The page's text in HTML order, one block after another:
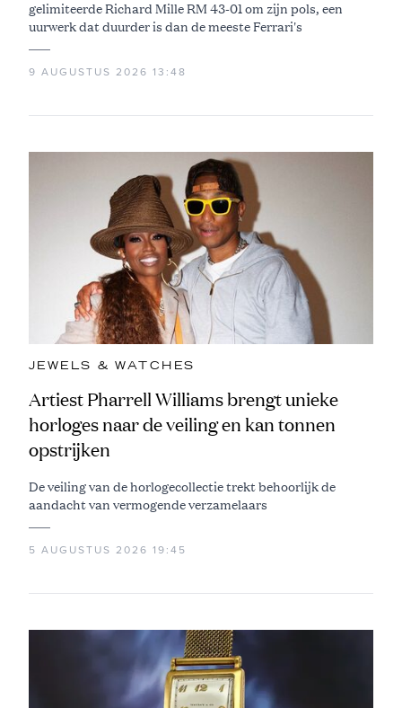
gelimiteerde Richard Mille RM 43-01 om zijn pols, een
uurwerk dat duurder is dan de meeste Ferrari's
9 AUGUSTUS 2026 13:48
JEWELS & WATCHES
Artiest Pharrell Williams brengt unieke
horloges naar de veiling en kan tonnen
opstrijken
De veiling van de horlogecollectie trekt behoorlijk de
aandacht van vermogende verzamelaars
5 AUGUSTUS 2026 19:45